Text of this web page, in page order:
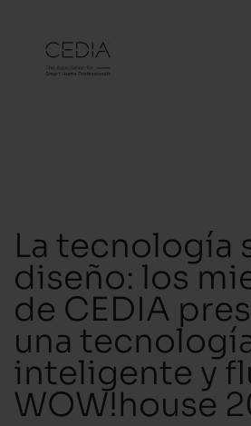
La tecnología
diseño: los
de CEDIA
una
inteligente y
WOW!house